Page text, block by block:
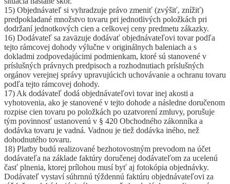
15) Objednávateľ si vyhradzuje právo zmeniť (zvýšiť, znížiť)
predpokladané množstvo tovaru pri jednotlivých položkách pri
dodržaní jednotkových cien a celkovej ceny predmetu zákazky.
16) Dodávateľ sa zaväzuje dodávať objednávateľovi tovar podľa
tejto rámcovej dohody výlučne v originálnych baleniach a s
dokladmi zodpovedajúcimi podmienkam, ktoré sú stanovené v
príslušných právnych predpisoch a rozhodnutiach príslušných
orgánov verejnej správy upravujúcich uchovávanie a ochranu tovaru
podľa tejto rámcovej dohody.
17) Ak dodávateľ dodá objednávateľovi tovar inej akosti a
vyhotovenia, ako je stanovené v tejto dohode a následne doručenom
rozpise cien tovaru po položkách po uzatvorení zmluvy, porušuje
tým povinnosť ustanovenú v § 420 Obchodného zákonníka a
dodávka tovaru je vadná. Vadnou je tiež dodávka iného, než
dohodnutého tovaru.
18) Platby budú realizované bezhotovostným prevodom na účet
dodávateľa na základe faktúry doručenej dodávateľom za ucelenú
časť plnenia, ktorej prílohou musí byť aj fotokópia objednávky.
Dodávateľ vystaví súhrnnú týždennú faktúru objednávateľovi za